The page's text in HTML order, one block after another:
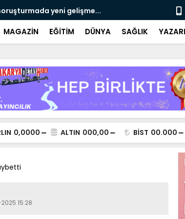
yeni gelişme... Çalışma,
MAGAZİN EĞİTİM DÜNYA SAĞLIK
0,0000 ALTIN 000,00 BİST 00.000
15:28